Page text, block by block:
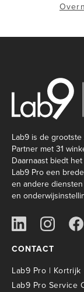
Lab9 is de
Partner met 31
Daarnaast biedt
Lab9 Pro een
en andere
en
CONTACT
Lab9 Pro | Kortrijk
Lab9 Pro Service